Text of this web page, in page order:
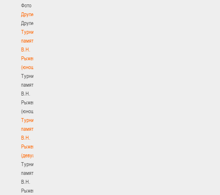
Фото
Другие
Другие
Турнир
памяти
В.Н.
Рыженкова
(юноши)
Турнир
памяти
В.Н.
Рыженкова
(юноши)
Турнир
памяти
В.Н.
Рыженкова
(девушки)
Турнир
памяти
В.Н.
Рыженкова